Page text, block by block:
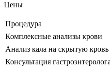
Цены
Процедура
Комплексные анализы крови
Анализ кала на скрытую кровь
Консультация гастроэнтеролога